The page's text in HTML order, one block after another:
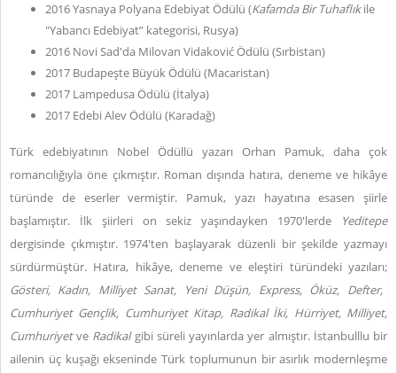
2016 Yasnaya Polyana Edebiyat Ödülü (Kafamda Bir Tuhaflıkile
"Yabancı Edebiyat” kategorisi, Rusya)
2016 Novi Sad'da Milovan Vidaković Ödülü (Sırbistan)
2017 Budapeşte Büyük Ödülü (Macaristan)
2017 Lampedusa Ödülü (İtalya)
2017 Edebi Alev Ödülü (Karadağ)
Türk edebiyatının Nobel Ödüllü yazarı Orhan Pamuk, daha çok
romancılığıyla öne çıkmıştır. Roman dışında hatıra, deneme ve hikâye
türünde de eserler vermiştir. Pamuk, yazı hayatına esasen şiirle
başlamıştır. İlk şiirleri on sekiz yaşındayken 1970'lerde
Yeditepe
dergisinde çıkmıştır. 1974'ten başlayarak düzenli bir şekilde yazmayı
sürdürmüştür. Hatıra, hikâye, deneme ve eleştiri türündeki yazıları;
Gösteri, Kadın, Milliyet Sanat, Yeni Düşün, Express, Öküz, Defter,
Cumhuriyet Gençlik, Cumhuriyet Kitap, Radikal İki, Hürriyet, Milliyet,
Cumhuriyetve Radikalgibi süreli yayınlarda yer almıştır. İstanbulllu bir
ailenin üç kuşağı ekseninde Türk toplumunun bir asırlık modernleşme